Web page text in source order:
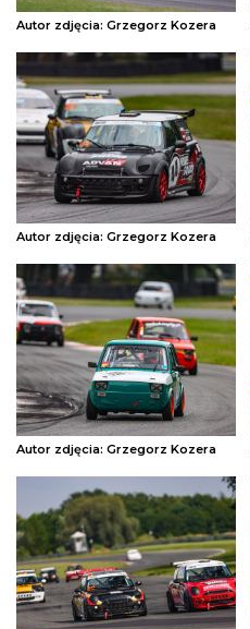
Autor zdjęcia: Grzegorz Kozera
Autor zdjęcia: Grzegorz Kozera
Autor zdjęcia: Grzegorz Kozera